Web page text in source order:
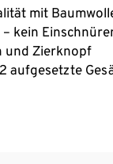
mit
kein
und Zierknopf
aufgesetzte
perfekter Sitz,